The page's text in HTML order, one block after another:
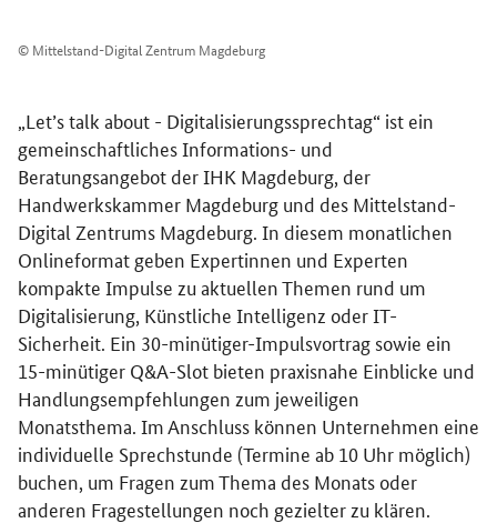
© Mittelstand-Digital Zentrum Magdeburg
„Let’s talk about - Digitalisierungssprechtag“ ist ein
gemeinschaftliches Informations- und
Beratungsangebot der IHK Magdeburg, der
Handwerkskammer Magdeburg und des Mittelstand-
Digital Zentrums Magdeburg. In diesem monatlichen
Onlineformat geben Expertinnen und Experten
kompakte Impulse zu aktuellen Themen rund um
Digitalisierung, Künstliche Intelligenz oder IT-
Sicherheit. Ein 30-minütiger-Impulsvortrag sowie ein
15-minütiger Q&A-Slot bieten praxisnahe Einblicke und
Handlungsempfehlungen zum jeweiligen
Monatsthema. Im Anschluss können Unternehmen eine
individuelle Sprechstunde (Termine ab 10 Uhr möglich)
buchen, um Fragen zum Thema des Monats oder
anderen Fragestellungen noch gezielter zu klären.